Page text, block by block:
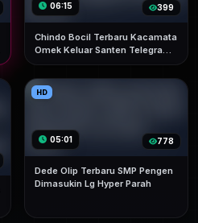
06:15 399
Chindo Bocil Terbaru Kacamata
Omek Keluar Santen Telegram
Muncrat Banyak
HD
05:01 778
Dede Olip Terbaru SMP Pengen
Dimasukin Lg Hyper Parah